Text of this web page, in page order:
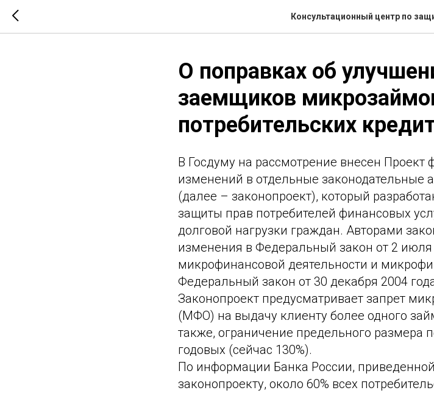
Консультационный центр по
О поправках об
заемщиков
потребительских
В Госдуму на рассмотрение внесен Проект
изменений в отдельные законодательные
(далее – законопроект), который
защиты прав потребителей финансовых
долговой нагрузки граждан. Авторами
изменения в Федеральный закон от 2
микрофинансовой деятельности и
Федеральный закон от 30 декабря 2004
Законопроект предусматривает запрет
(МФО) на выдачу клиенту более одного
также, ограничение предельного размера
годовых (сейчас 130%).
По информации Банка России,
законопроекту, около 60% всех